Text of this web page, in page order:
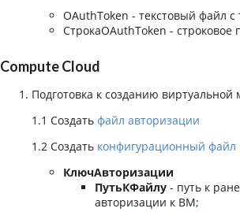
OAuthToken - текстовый файл с
СтрокаOAuthToken - строковое
Compute Cloud
Подготовка к созданию
1.1 Создать файл авторизации
1.2 Создать конфигурационный файл
КлючАвторизации
ПутьКФайлу- путь к
авторизации к ВМ;